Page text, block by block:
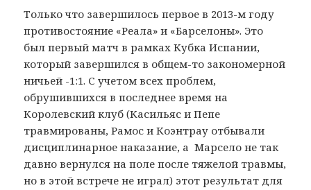
Только что завершилось первое в 2013-м году
противостояние «Реала» и «Барселоны». Это
был первый матч в рамках Кубка Испании,
который завершился в общем-то закономерной
ничьей -1:1. С учетом всех проблем,
обрушившихся в последнее время на
Королевский клуб (Касильяс и Пепе
травмированы, Рамос и Коэнтрау отбывали
дисциплинарное наказание, а Марсело не так
давно вернулся на поле после тяжелой травмы,
но в этой встрече не играл) этот результат для